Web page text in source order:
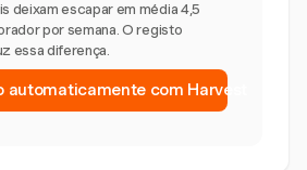
deixam escapar em média 4,5
por semana. O registo
essa diferença.
automaticamente com Harvest